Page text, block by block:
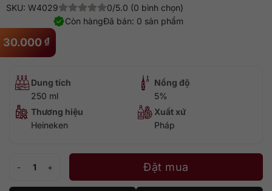
30.000 ₫
SKU: W4029
0/5.0 (0 bình chọn)
Đã bán: 0 sản phẩm
Còn hàng
Dung tích
250 ml
Nồng độ
5%
Thương hiệu
Heineken
Xuất xứ
Pháp
Đặt mua